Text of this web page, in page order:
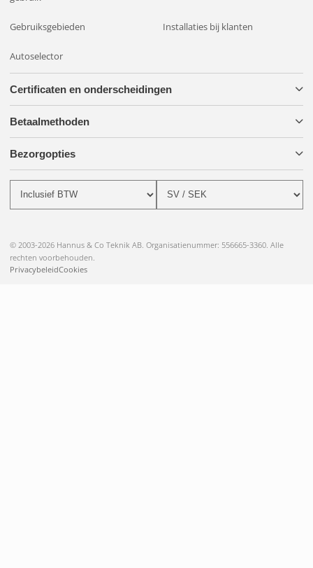
Gebruiksgebieden Installaties bij klanten
Autoselector
Certificaten en onderscheidingen
Betaalmethoden
Bezorgopties
© 2003-2026 Hannus & Co Teknik AB. Organisatienummer: 556665-3360. Alle
rechten voorbehouden.
PrivacybeleidCookies